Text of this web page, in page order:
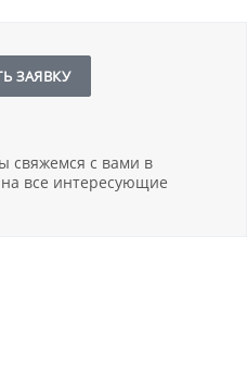
ЗАЯВКУ
свяжемся с вами в
все интересующие